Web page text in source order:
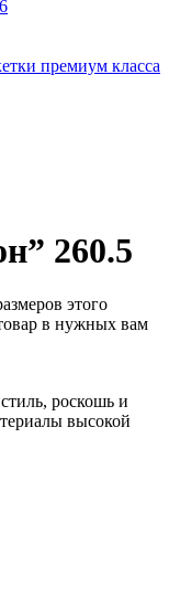
премиум класса
260.5
этого
в нужных вам
роскошь и
высокой